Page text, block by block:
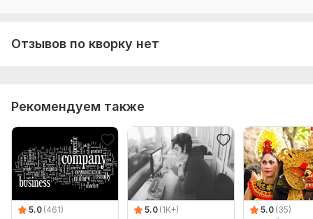
Отзывов по кворку нет
Рекомендуем также
5.0 (461)
5.0 (1K+)
5.0 (35)